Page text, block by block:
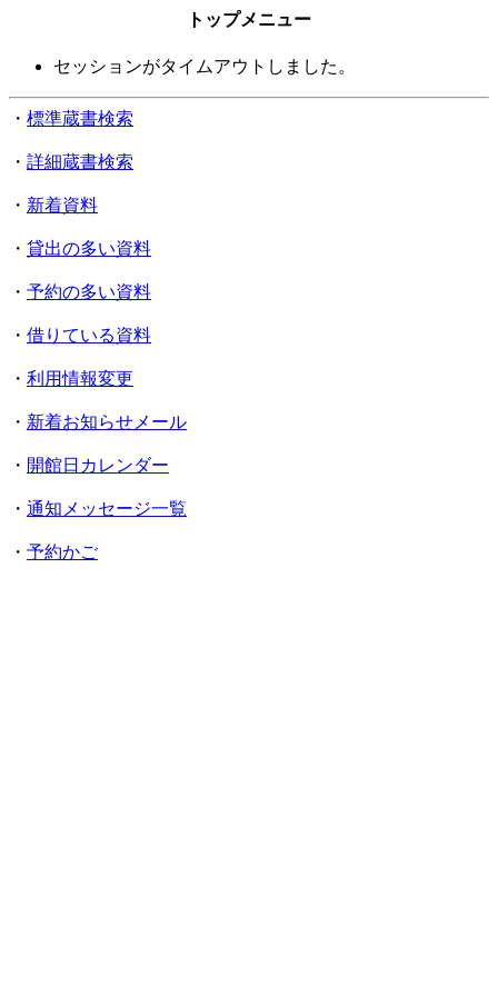
トップメニュー
セッションがタイムアウトしました。
・ 標準蔵書検索
・ 詳細蔵書検索
・ 新着資料
・ 貸出の多い資料
・ 予約の多い資料
・ 借りている資料
・ 利用情報変更
・ 新着お知らせメール
・ 開館日カレンダー
・ 通知メッセージ一覧
・ 予約かご